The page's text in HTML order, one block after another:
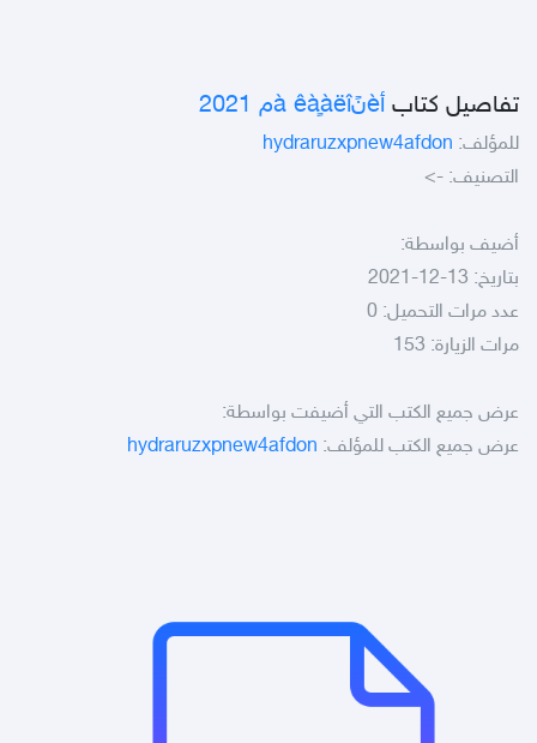
تفاصيل كتاب أèنًà êàٍàëîم 2021
للمؤلف: hydraruzxpnew4afdon
التصنيف: ->
أضيف بواسطة:
بتاريخ: 13-12-2021
عدد مرات التحميل: 0
مرات الزيارة: 153
عرض جميع الكتب التي أضيفت بواسطة:
عرض جميع الكتب للمؤلف: hydraruzxpnew4afdon